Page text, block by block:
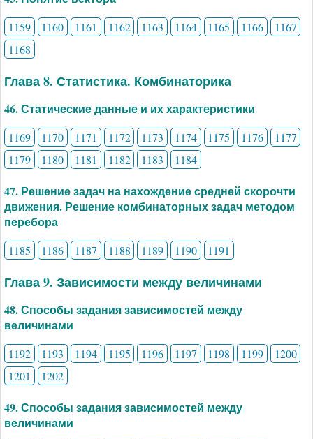
1159 1160 1161 1162 1163 1164 1165 1166
1167
1168
Глава 8. Статистика. Комбинаторика
46. Статические данные и их характеристики
1169 1170 1171 1172 1173 1174 1175 1176
1177
1179
1180 1181 1182 1183 1184
47. Решение задач на нахождение средней скорочти
движения. Решение комбинаторных задач методом
перебора
1185 1186 1187 1188 1189 1190 1191
Глава 9. Зависимости между величинами
48. Способы задания зависимостей между
величинами
1192 1193 1194 1195 1196 1197 1198 1199
1200
1201
1202
49. Способы задания зависимостей между
величинами